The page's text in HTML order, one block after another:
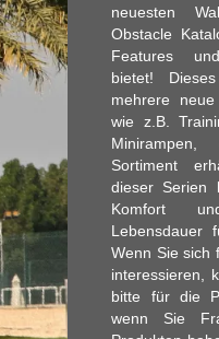
neuesten
Obstacle
Features
bietet!
mehrere neue
wie z.B.
Sortiment
dieser Serien
Komfort
Lebensdauer
Wenn Sie sich
interessieren,
bitte für die
wenn Sie